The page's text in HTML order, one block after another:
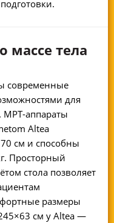
массе тела
современные
для
МРТ-аппараты
Altea
см и способны
Просторный
стола позволяет
размеры
см у Altea —